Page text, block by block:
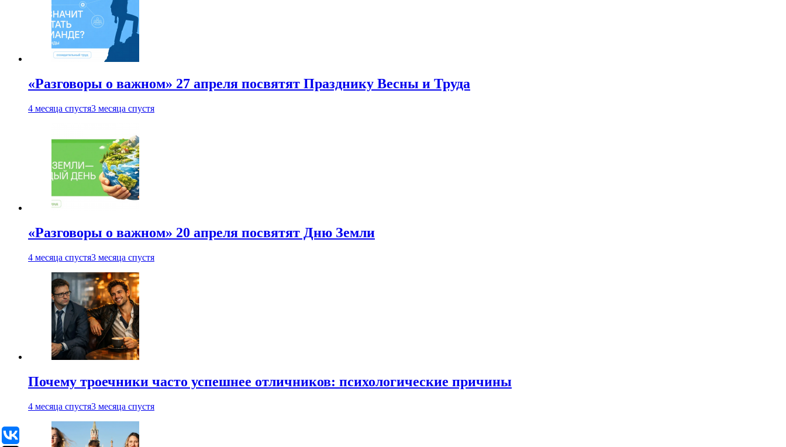
«Разговоры о важном» 27 апреля посвятят Празднику Весны и Труда
4 месяца спустя3 месяца спустя
«Разговоры о важном» 20 апреля посвятят Дню Земли
4 месяца спустя3 месяца спустя
Почему троечники часто успешнее отличников: психологические причины
4 месяца спустя3 месяца спустя